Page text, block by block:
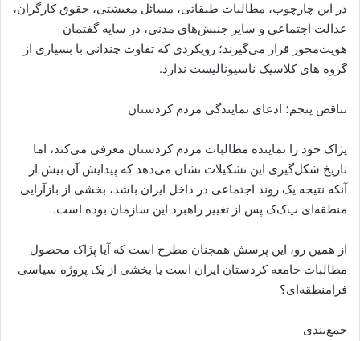
در این چارچوب، مطالبات طبقاتی، مسائل معیشتی، حقوق کارگران،
عدالت اجتماعی و سایر جنبش‌های مدنی، در سایه گفتمان
هویت‌محور قرار می‌گیرند؛ رویکردی که تفاوت چندانی با بسیاری از
گروه های کلاسیک ناسیونالیست ندارد.
تناقض پنجم؛ ادعای نمایندگی مردم کردستان
پژاک خود را نماینده مطالبات مردم کردستان معرفی می‌کند، اما
تاریخ شکل‌گیری این تشکیلات نشان می‌دهد که پیدایش آن بیش از
آنکه نتیجه یک روند اجتماعی در داخل ایران باشد، بخشی از بازآرایی
منطقه‌ای پ‌ک‌ک پس از تغییر راهبرد این سازمان بوده است.
از همین رو، این پرسش همچنان مطرح است که آیا پژاک محصول
مطالبات جامعه کردستان ایران است یا بخشی از یک پروژه سیاسی
فرامنطقه‌ای؟
جمع‌بندی